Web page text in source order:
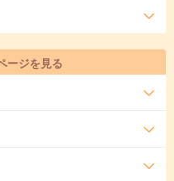
ージを見る